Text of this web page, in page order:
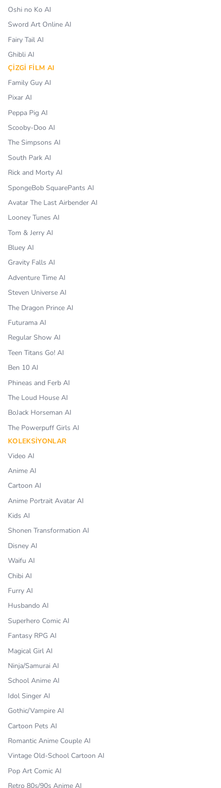
Oshi no Ko AI
Sword Art Online AI
Fairy Tail AI
Ghibli AI
ÇIZGI FILM AI
Family Guy AI
Pixar AI
Peppa Pig AI
Scooby-Doo AI
The Simpsons AI
South Park AI
Rick and Morty AI
SpongeBob SquarePants AI
Avatar The Last Airbender AI
Looney Tunes AI
Tom & Jerry AI
Bluey AI
Gravity Falls AI
Adventure Time AI
Steven Universe AI
The Dragon Prince AI
Futurama AI
Regular Show AI
Teen Titans Go! AI
Ben 10 AI
Phineas and Ferb AI
The Loud House AI
BoJack Horseman AI
The Powerpuff Girls AI
KOLEKSIYONLAR
Video AI
Anime AI
Cartoon AI
Anime Portrait Avatar AI
Kids AI
Shonen Transformation AI
Disney AI
Waifu AI
Chibi AI
Furry AI
Husbando AI
Superhero Comic AI
Fantasy RPG AI
Magical Girl AI
Ninja/Samurai AI
School Anime AI
Idol Singer AI
Gothic/Vampire AI
Cartoon Pets AI
Romantic Anime Couple AI
Vintage Old-School Cartoon AI
Pop Art Comic AI
Retro 80s/90s Anime AI